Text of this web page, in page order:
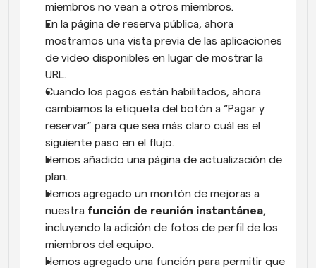
miembros no vean a otros miembros.
En la página de reserva pública, ahora
mostramos una vista previa de las aplicaciones
de video disponibles en lugar de mostrar la
URL.
Cuando los pagos están habilitados, ahora
cambiamos la etiqueta del botón a “Pagar y
reservar” para que sea más claro cuál es el
siguiente paso en el flujo.
Hemos añadido una página de actualización de
plan.
Hemos agregado un montón de mejoras a
nuestra función de reunión instantánea,
incluyendo la adición de fotos de perfil de los
miembros del equipo.
Hemos agregado una función para permitir que